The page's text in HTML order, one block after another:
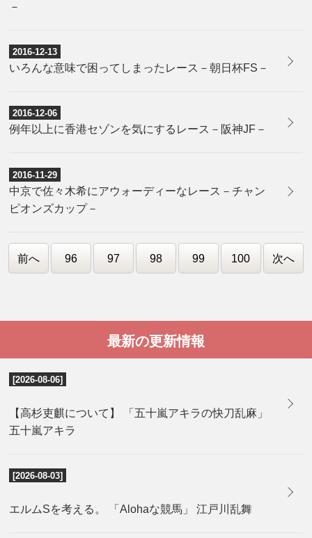
－
2016-12-13
いろんな意味で困ってしまったレース－朝日杯FS－
2016-12-06
例年以上に香港セゾンを気にするレース－阪神JF－
2016-11-29
中京で佐々木希にアウォーディーなレース－チャン
ピオンズカップ－
前へ 96 97 98 99 100 次へ
最新の更新情報
[2026-08-06]
【高杉吏麒について】 「五十嵐アキラの快刀乱麻」
五十嵐アキラ
[2026-08-03]
エルムSを考える。 「Alohaな競馬」 江戸川乱舞